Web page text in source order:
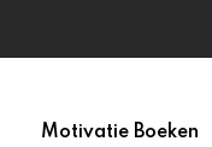
Motivatie Boeken